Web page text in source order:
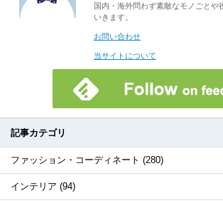
国内・海外問わず素敵なモノごとや
いきます。
お問い合わせ
当サイトについて
記事カテゴリ
ファッション・コーディネート (280)
インテリア (94)